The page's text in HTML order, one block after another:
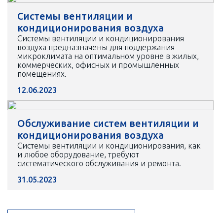
Системы вентиляции и
кондиционирования воздуха
Системы вентиляции и кондиционирования
воздуха предназначены для поддержания
микроклимата на оптимальном уровне в жилых,
коммерческих, офисных и промышленных
помещениях.
12.06.2023
Обслуживание систем вентиляции и
кондиционирования воздуха
Системы вентиляции и кондиционирования, как
и любое оборудование, требуют
систематического обслуживания и ремонта.
31.05.2023